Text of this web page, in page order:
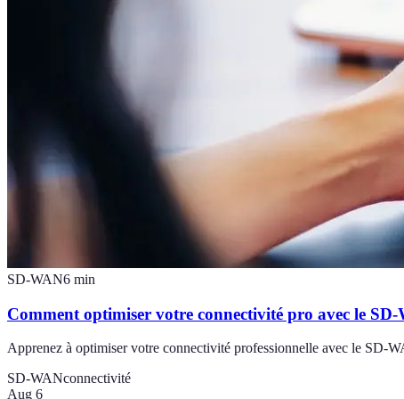
SD-WAN6 min
Comment optimiser votre connectivité pro avec le SD-
Apprenez à optimiser votre connectivité professionnelle avec le SD-
SD-WANconnectivité
Aug 6